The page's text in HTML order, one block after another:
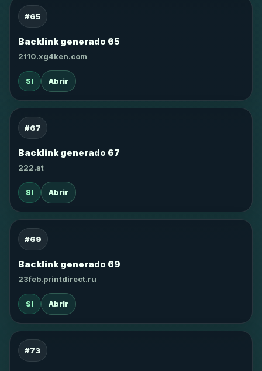
#65
Backlink generado 65
2110.xg4ken.com
SI Abrir
#67
Backlink generado 67
222.at
SI Abrir
#69
Backlink generado 69
23feb.printdirect.ru
SI Abrir
#73